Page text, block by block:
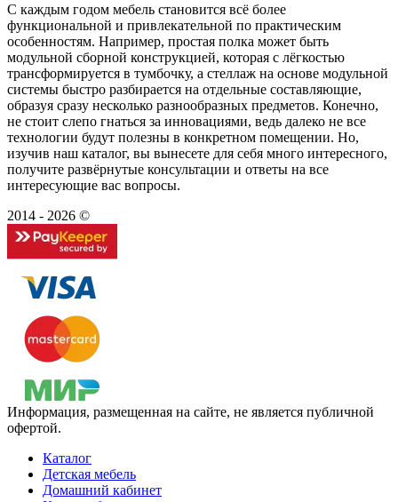
С каждым годом мебель становится всё более
функциональной и привлекательной по практическим
особенностям. Например, простая полка может быть
модульной сборной конструкцией, которая с лёгкостью
трансформируется в тумбочку, а стеллаж на основе модульной
системы быстро разбирается на отдельные составляющие,
образуя сразу несколько разнообразных предметов. Конечно,
не стоит слепо гнаться за инновациями, ведь далеко не все
технологии будут полезны в конкретном помещении. Но,
изучив наш каталог, вы вынесете для себя много интересного,
получите развёрнутые консультации и ответы на все
интересующие вас вопросы.
2014 - 2026 ©
Информация, размещенная на сайте, не является публичной
офертой.
Каталог
Детская мебель
Домашний кабинет